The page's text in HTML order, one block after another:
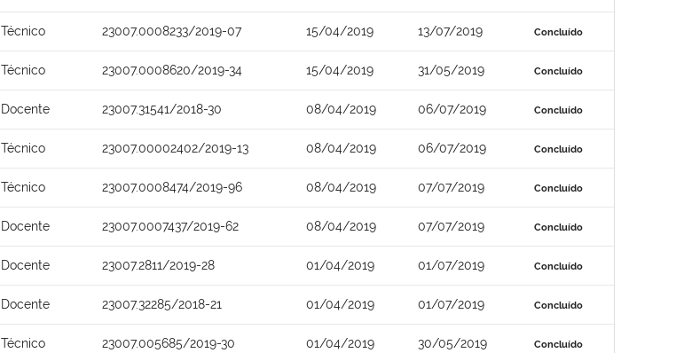
Técnico 23007.0008233/2019-07 15/04/2019 13/07/2019 Concluído
Técnico 23007.0008620/2019-34 15/04/2019 31/05/2019 Concluído
Docente 23007.31541/2018-30 08/04/2019 06/07/2019 Concluído
Técnico 23007.00002402/2019-13 08/04/2019 06/07/2019 Concluído
Técnico 23007.0008474/2019-96 08/04/2019 07/07/2019 Concluído
Docente 23007.0007437/2019-62 08/04/2019 07/07/2019 Concluído
Docente 23007.2811/2019-28 01/04/2019 01/07/2019 Concluído
Docente 23007.32285/2018-21 01/04/2019 01/07/2019 Concluído
Técnico 23007.005685/2019-30 01/04/2019 30/05/2019 Concluído